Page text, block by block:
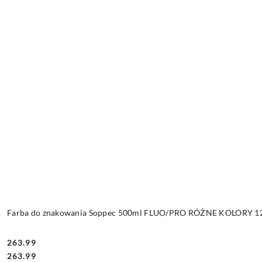
Farba do znakowania Soppec 500ml FLUO/PRO RÓŻNE KOLORY
Cena:
263.99
Cena:
263.99